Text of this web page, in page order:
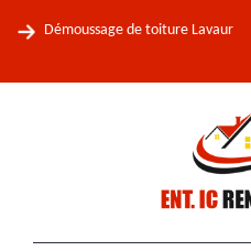
Démoussage de toiture Lavaur